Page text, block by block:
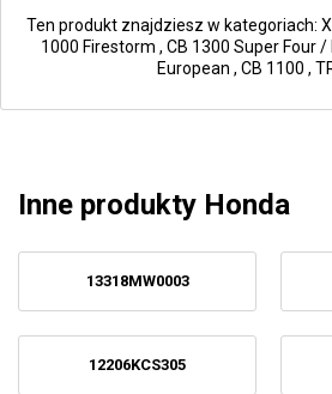
Ten produkt znajdziesz w kategoriach:
1000 Firestorm , CB 1300 Super Four /
European , CB 1100 ,
Inne produkty Honda
13318MW0003
12206KCS305